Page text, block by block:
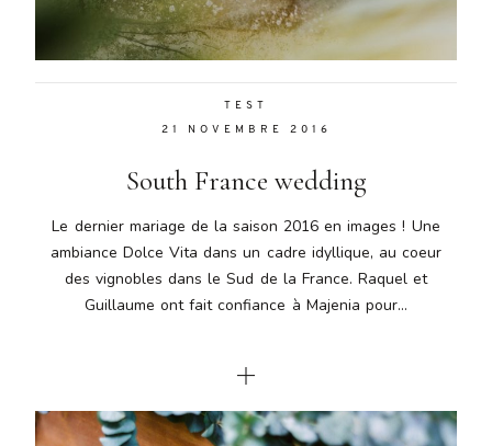
TEST
21 NOVEMBRE 2016
South France wedding
Le dernier mariage de la saison 2016 en images ! Une
ambiance Dolce Vita dans un cadre idyllique, au coeur
des vignobles dans le Sud de la France. Raquel et
Guillaume ont fait confiance à Majenia pour...